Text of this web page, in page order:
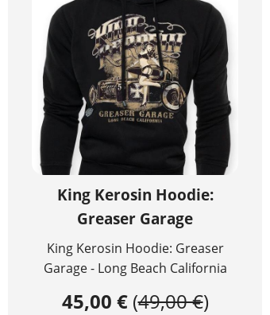
King Kerosin Hoodie:
Greaser Garage
King Kerosin Hoodie: Greaser
Garage - Long Beach California
45,00 €(49,00 €)